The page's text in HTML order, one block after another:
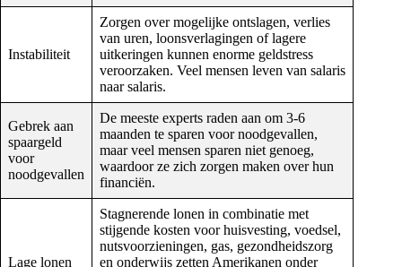
Instabiliteit
Zorgen over mogelijke ontslagen, verlies
van uren, loonsverlagingen of lagere
uitkeringen kunnen enorme geldstress
veroorzaken. Veel mensen leven van salaris
naar salaris.
Gebrek aan
spaargeld
voor
noodgevallen
De meeste experts raden aan om 3-6
maanden te sparen voor noodgevallen,
maar veel mensen sparen niet genoeg,
waardoor ze zich zorgen maken over hun
financiën.
Lage lonen
Stagnerende lonen in combinatie met
stijgende kosten voor huisvesting, voedsel,
nutsvoorzieningen, gas, gezondheidszorg
en onderwijs zetten Amerikanen onder